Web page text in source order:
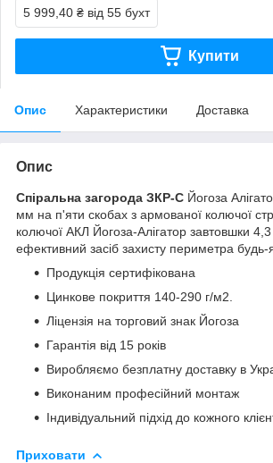
5 999,40 ₴ від 55 бухт
Купити
Опис Характеристики Доставка
Опис
Спіральна загорода ЗКР-С Йогоза
мм на п'яти скобах з армованої колючої
колючої АКЛ Йогоза-Алігатор завтовшки
ефективний засіб захисту периметра будь-
Продукція сертифікована
Цинкове покриття 140-290 г/м2.
Ліцензія на торговий знак Йогоза
Гарантія від 15 років
Виробляємо безплатну доставку в
Виконаним професійний монтаж
Індивідуальний підхід до кожного
Приховати